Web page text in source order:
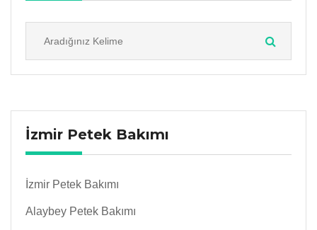
İzmir Petek Bakımı
İzmir Petek Bakımı
Alaybey Petek Bakımı